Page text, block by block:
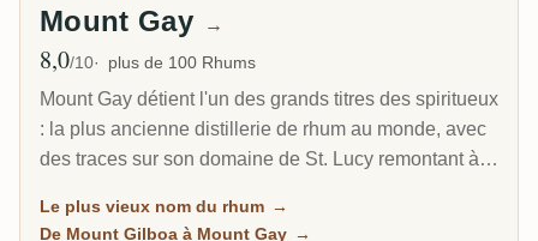
Mount Gay →
Note moyenne
8,0/10 plus de 100 Rhums
Mount Gay détient l'un des grands titres des spiritueux
: la plus ancienne distillerie de rhum au monde, avec
des traces sur son domaine de St. Lucy remontant à
rhum barbadien classique, de l'Eclipse du quotidien
Le plus vieux nom du rhum →
De Mount Gilboa à Mount Gay →